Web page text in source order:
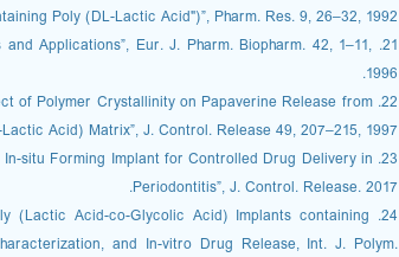
Poly (DL-Lactic Acid")”, Pharm. Res. 9, 26–32, 1992.
and Applications”, Eur. J. Pharm. Biopharm. 42, 1–11,
1996.
of Polymer Crystallinity on Papaverine Release from
Acid) Matrix”, J. Control. Release 49, 207–215, 1997.
In-situ Forming Implant for Controlled Drug Delivery in
Periodontitis”, J. Control. Release. 2017.
(Lactic Acid-co-Glycolic Acid) Implants containing
and In-vitro Drug Release, Int. J. Polym.